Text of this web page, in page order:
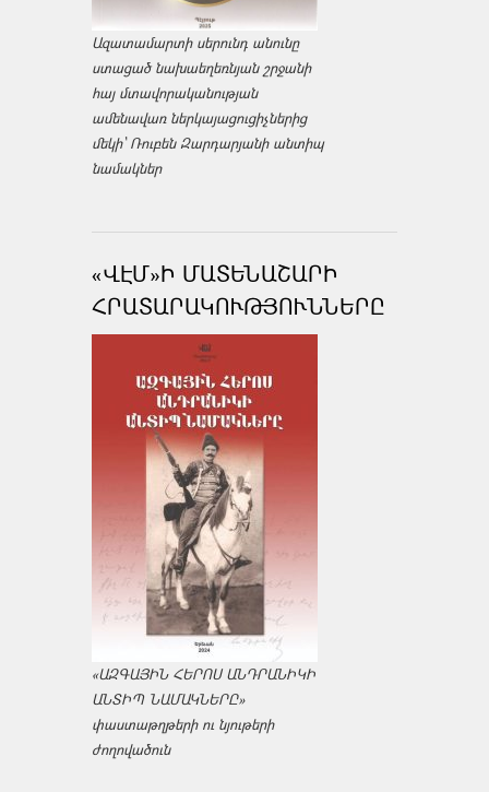
Ազատամարտի սերունդ անունը
ստացած նախաեղեռնյան շրջանի
հայ մտավորականության
ամենավառ ներկայացուցիչներից
մեկի՝ Ռուբեն Զարդարյանի անտիպ
նամակներ
«ՎԷՄ»Ի ՄԱՏԵՆԱՇԱՐԻ
ՀՐԱՏԱՐԱԿՈՒԹՅՈՒՆՆԵՐԸ
«ԱԶԳԱՅԻՆ ՀԵՐՈՍ ԱՆԴՐԱՆԻԿԻ
ԱՆՏԻՊ ՆԱՄԱԿՆԵՐԸ»
փաստաթղթերի ու նյութերի
ժողովածուն